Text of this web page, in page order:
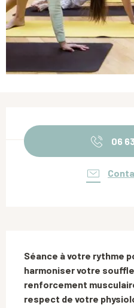
06
Séance à votre rythme
harmoniser votre
renforcement
respect de votre